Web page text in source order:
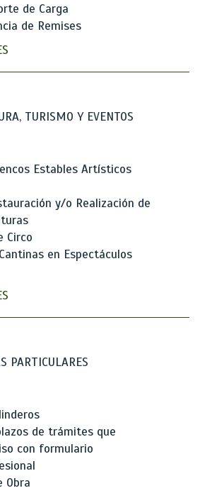
de Carga
de Remises
TURISMO Y EVENTOS
Estables Artísticos
y/o Realización de
Circo
en Espectáculos
PARTICULARES
de trámites que
con formulario
Obra